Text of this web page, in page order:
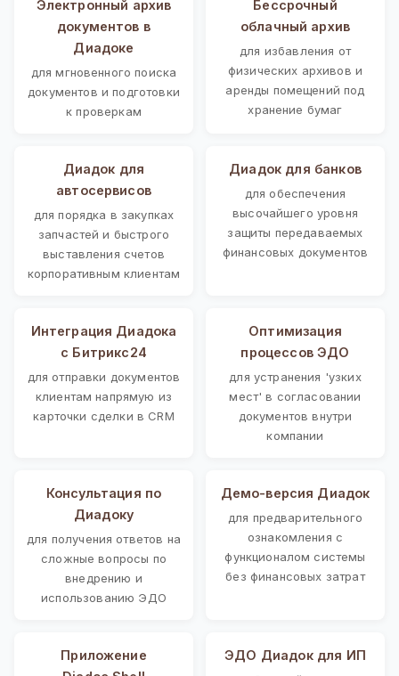
Электронный архив
документов в
Диадоке
для мгновенного поиска
документов и подготовки
к проверкам
Бессрочный
облачный архив
для избавления от
физических архивов и
аренды помещений под
хранение бумаг
Диадок для
автосервисов
для порядка в закупках
запчастей и быстрого
выставления счетов
корпоративным клиентам
Диадок для банков
для обеспечения
высочайшего уровня
защиты передаваемых
финансовых документов
Интеграция Диадока
с Битрикс24
для отправки документов
клиентам напрямую из
карточки сделки в CRM
Оптимизация
процессов ЭДО
для устранения 'узких
мест' в согласовании
документов внутри
компании
Консультация по
Диадоку
для получения ответов на
сложные вопросы по
внедрению и
использованию ЭДО
Демо-версия Диадок
для предварительного
ознакомления с
функционалом системы
без финансовых затрат
Приложение
ЭДО Диадок для ИП